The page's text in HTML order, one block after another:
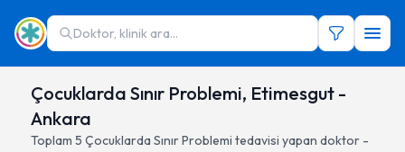
Doktor, klinik ara...
Çocuklarda Sınır Problemi, Etimesgut -
Ankara
Toplam 5 Çocuklarda Sınır Problemi tedavisi yapan doktor -